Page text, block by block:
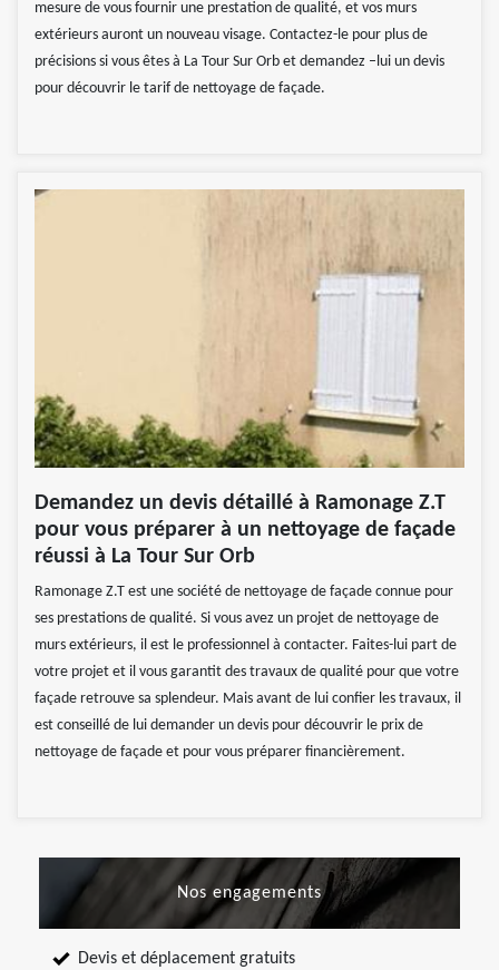
mesure de vous fournir une prestation de qualité, et vos murs
extérieurs auront un nouveau visage. Contactez-le pour plus de
précisions si vous êtes à La Tour Sur Orb et demandez –lui un devis
pour découvrir le tarif de nettoyage de façade.
Demandez un devis détaillé à Ramonage Z.T
pour vous préparer à un nettoyage de façade
réussi à La Tour Sur Orb
Ramonage Z.T est une société de nettoyage de façade connue pour
ses prestations de qualité. Si vous avez un projet de nettoyage de
murs extérieurs, il est le professionnel à contacter. Faites-lui part de
votre projet et il vous garantit des travaux de qualité pour que votre
façade retrouve sa splendeur. Mais avant de lui confier les travaux, il
est conseillé de lui demander un devis pour découvrir le prix de
nettoyage de façade et pour vous préparer financièrement.
Nos engagements
Devis et déplacement gratuits